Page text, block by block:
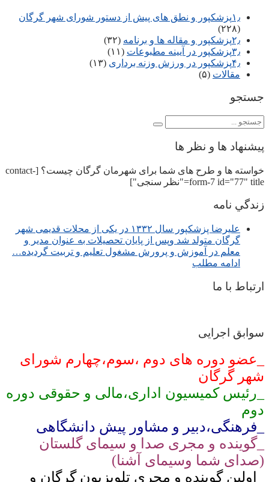
۱٫پزشکپور و نطق های پیش از دستور شورای شهر گرگان
(۲۲۸)
۲٫پزشکپور و مقاله ها و برنامه
(۳۲)
۳٫پزشکپور در آیینه مطبوعات
(۱۱)
۴٫پزشکپور در ورزش وزنه برداری
(۱۳)
مقالات (۵)
جستجو
پیشنهاد ها و نظر ها
خواسته ها و طرح های شما برای شهرمان گرگان چیست؟ [contact-
form-7 id="77" title="نظر سنجی"]
زندگي نامه
عليرضا پزشكپور سال ۱۳۳۲ در یکی از محلات قدیمی شهر
گرگان متولد شد وپس از پایان تحصیلات به عنوان مدیر و
معلم در آموزش و پرورش مشغول تعلیم و تربیت گرديده…
ادامه مطلب
ارتباط با ما
سوابق اجرایی
_عضو دوره های دوم ،سوم،چهارم شورای
شهر گرگان
_رئیس کمیسیون اداری،مالی و حقوقی دوره
دوم
_فرهنگی،دبیر و مشاور پیش دانشگاهی
_گوینده و مجری صدا و سیمای گلستان
(صدای شما وسیمای آشنا)
_اولین گوینده و مجری تلویزیون گرگان و